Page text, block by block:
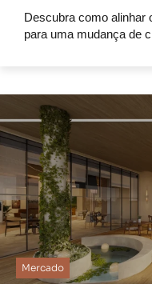
Descubra como alinhar
para uma mudança de
Mercado